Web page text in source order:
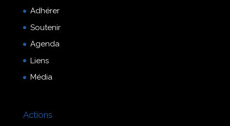
Adhérer
Soutenir
Agenda
Liens
Média
Actions